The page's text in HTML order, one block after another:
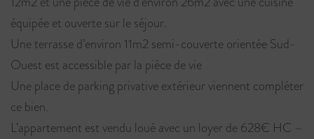
équipée et ouverte sur le séjour.
Une terrasse d’environ 11m2 semi-couverte orientée Sud-
Ouest est accessible par la pièce de vie
Une place de parking privative extérieur viennent compléter
ce bien.
L’appartement est vendu loué avec un loyer de 628€ HC –